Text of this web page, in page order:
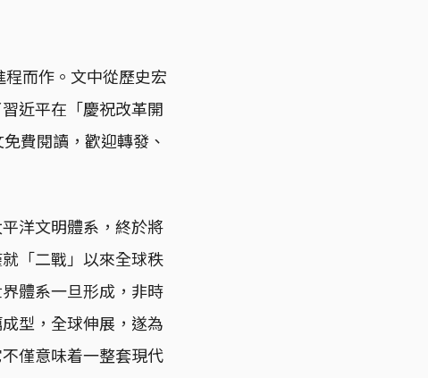
程而作。文中從歷史宏
近平在「慶祝改革開
費閱讀，歡迎轉發、
洋文明體系，終於將
「二戰」以來全球秩
體系一旦形成，非時
型，全球伸展，遂為
僅意味着一整套現代